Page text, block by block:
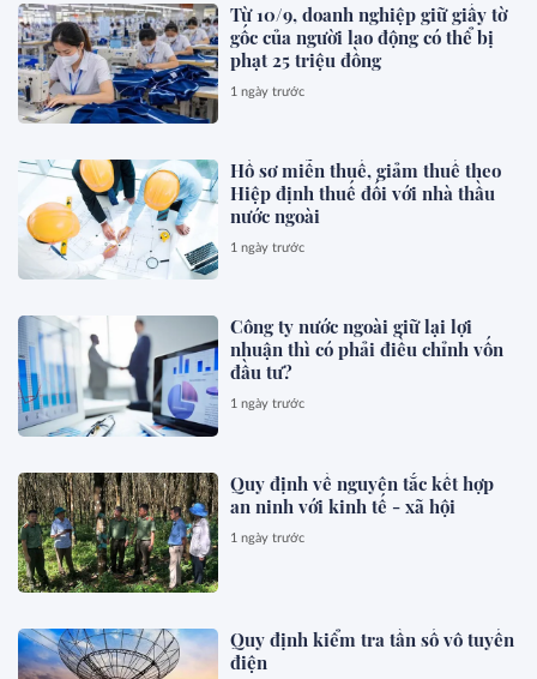
Từ 10/9, doanh nghiệp giữ giấy tờ
gốc của người lao động có thể bị
phạt 25 triệu đồng
1 ngày trước
Hồ sơ miễn thuế, giảm thuế theo
Hiệp định thuế đối với nhà thầu
nước ngoài
1 ngày trước
Công ty nước ngoài giữ lại lợi
nhuận thì có phải điều chỉnh vốn
đầu tư?
1 ngày trước
Quy định về nguyên tắc kết hợp
an ninh với kinh tế - xã hội
1 ngày trước
Quy định kiểm tra tần số vô tuyến
điện